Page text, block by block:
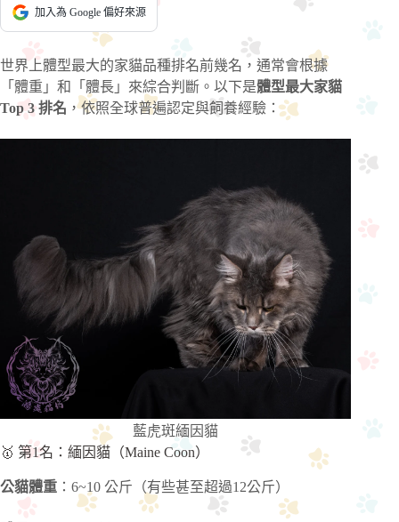
加入為 Google 偏好來源
世界上體型最大的家貓品種排名前幾名，通常會根據
「體重」和「體長」來綜合判斷。以下是體型最大家貓
Top 3 排名 ，依照全球普遍認定與飼養經驗：
藍虎斑緬因貓
🥇 第1名：緬因貓（Maine Coon）
公貓體重 ：6~10 公斤（有些甚至超過12公斤）